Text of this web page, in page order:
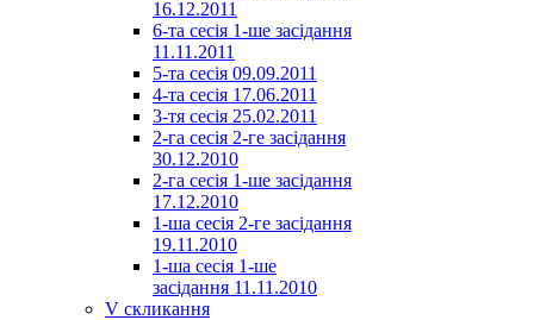
16.12.2011
6-та сесія 1-ше засідання
11.11.2011
5-та сесія 09.09.2011
4-та сесія 17.06.2011
3-тя сесія 25.02.2011
2-га сесія 2-ге засідання
30.12.2010
2-га сесія 1-ше засідання
17.12.2010
1-ша сесія 2-ге засідання
19.11.2010
1-ша сесія 1-ше
засідання 11.11.2010
V скликання